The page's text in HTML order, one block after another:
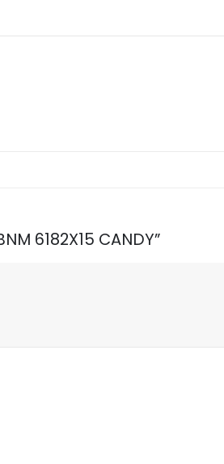
6182X15 CANDY”